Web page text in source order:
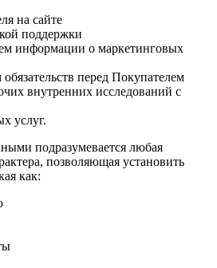
на сайте
поддержки
информации о маркетинговых
перед Покупателем
внутренних исследований с
услуг.
подразумевается любая
позволяющая установить
как: